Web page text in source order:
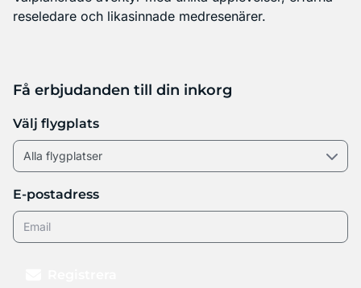
reseledare och likasinnade medresenärer.
Få erbjudanden till din inkorg
Välj flygplats
E-postadress